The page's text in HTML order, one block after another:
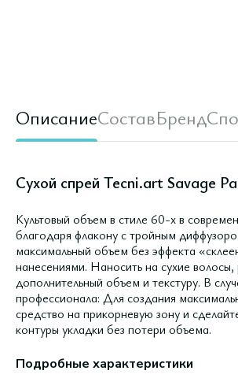
ОписаниеСоставБренд
Сухой спрей Tecni.art Savage
Культовый объем в стиле 60-х в
благодаря флакону с тройным
максимальный объем без эффекта
нанесениями. Наносить на сухие
дополнительный объем и текстуру. В
профессионала: Для создания
средство на прикорневую зону и
контуры укладки без потери объема.
Подробные характеристики